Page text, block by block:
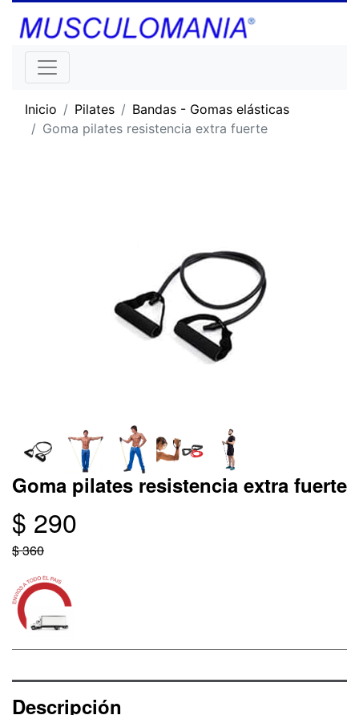
Inicio Pilates
Bandas - Gomas elásticas
Goma pilates resistencia extra fuerte
Goma pilates resistencia extra fuerte
$ 290
$ 360
Descripción